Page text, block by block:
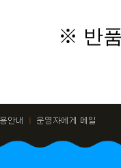
※ 반